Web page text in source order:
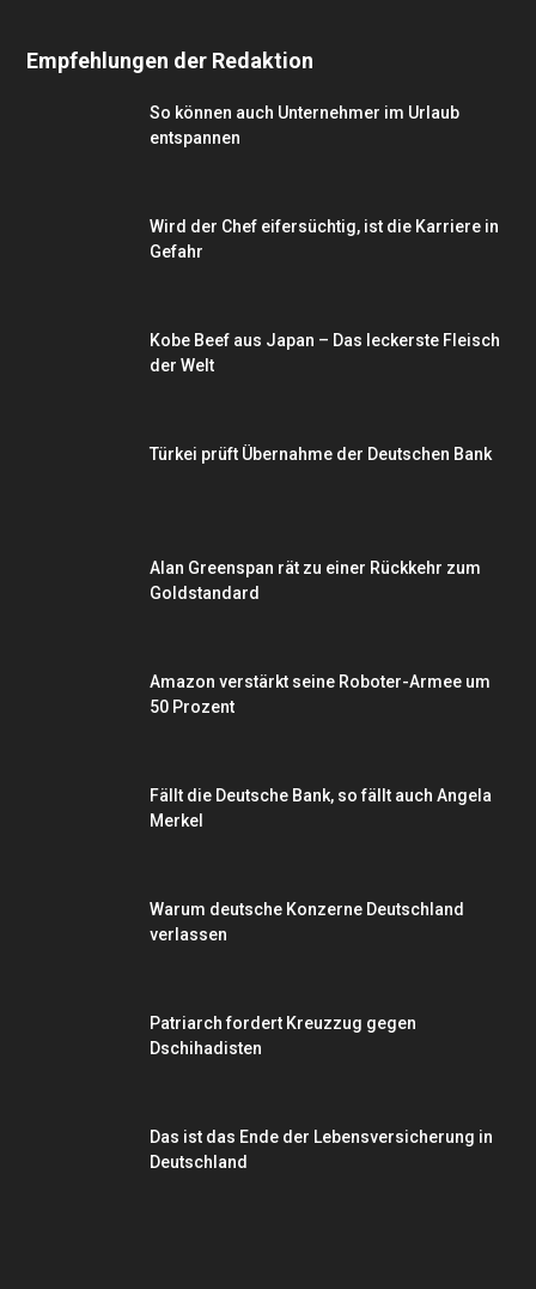
Empfehlungen der Redaktion
So können auch Unternehmer im Urlaub
entspannen
Wird der Chef eifersüchtig, ist die Karriere in
Gefahr
Kobe Beef aus Japan – Das leckerste Fleisch
der Welt
Türkei prüft Übernahme der Deutschen Bank
Alan Greenspan rät zu einer Rückkehr zum
Goldstandard
Amazon verstärkt seine Roboter-Armee um
50 Prozent
Fällt die Deutsche Bank, so fällt auch Angela
Merkel
Warum deutsche Konzerne Deutschland
verlassen
Patriarch fordert Kreuzzug gegen
Dschihadisten
Das ist das Ende der Lebensversicherung in
Deutschland